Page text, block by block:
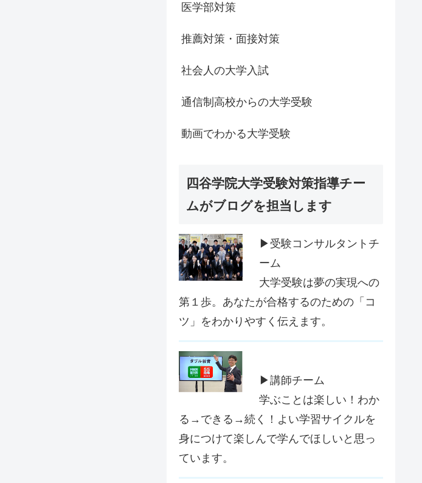
医学部対策
推薦対策・面接対策
社会人の大学入試
通信制高校からの大学受験
動画でわかる大学受験
四谷学院大学受験対策指導チー
ムがブログを担当します
▶受験コンサルタントチ
ーム
大学受験は夢の実現への
第１歩。あなたが合格するのための「コ
ツ」をわかりやすく伝えます。
▶講師チーム
学ぶことは楽しい！わか
る→できる→続く！よい学習サイクルを
身につけて楽しんで学んでほしいと思っ
ています。